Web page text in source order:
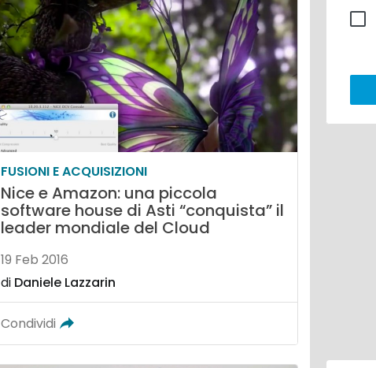
FUSIONI E ACQUISIZIONI
Nice e Amazon: una piccola
software house di Asti “conquista” il
leader mondiale del Cloud
19 Feb 2016
di Daniele Lazzarin
Condividi